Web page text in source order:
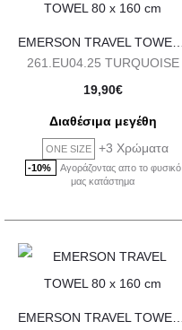
261.EU04.25 TURQUOISE
19,90€
Διαθέσιμα μεγέθη
ONE SIZE +3 Χρώματα
-10%
Αγοράζοντας απο το φυσικό
μας κατάστημα